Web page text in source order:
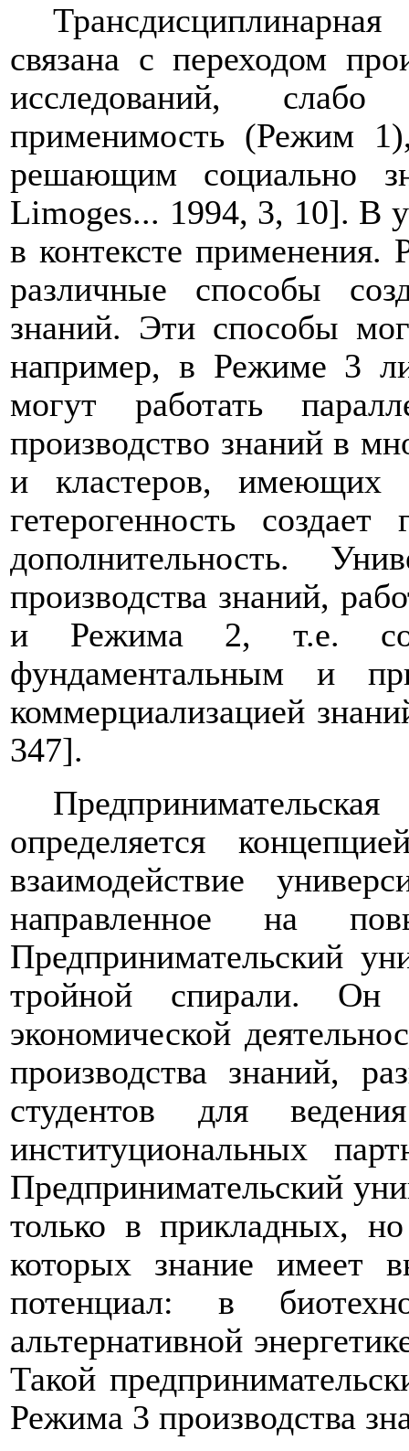
связана с переходом
исследований,
применимость (Режим
решающим социально
Limoges... 1994, 3, 10]. В
в контексте
различные способы
знаний. Эти способы
например, в Режиме 3
могут работать
производство знаний в
и кластеров, имеющих
гетерогенность
дополнительность.
производства знаний,
и Режима 2, т.е.
фундаментальным и
коммерциализацией
347].
определяется
взаимодействие
направленное на
Предпринимательский
тройной спирали. Он
экономической
производства знаний,
студентов для
институциональных
Предпринимательский
только в прикладных,
которых знание имеет
потенциал: в
альтернативной
Такой
Режима 3 производства